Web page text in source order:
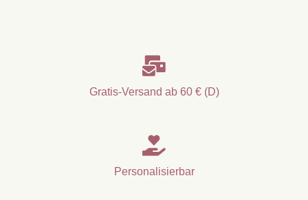

Gratis-Versand ab 60 € (D)

Personalisierbar